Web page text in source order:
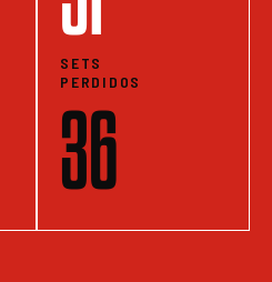
SETS
PERDIDOS
36